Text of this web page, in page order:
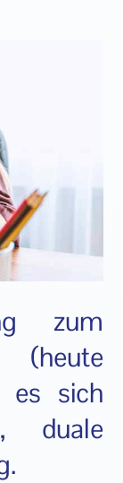
zum
(heute
es sich
duale